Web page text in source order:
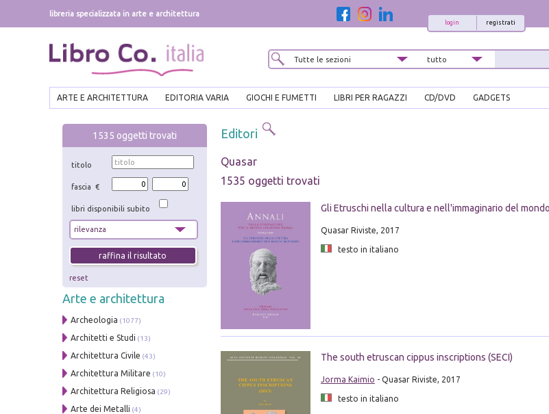
libreria specializzata in arte e architettura
registrati
login
ARTE E ARCHITETTURA EDITORIA VARIA GIOCHI E FUMETTI LIBRI PER RAGAZZI CD/DVD GADGETS
1535 oggetti trovati
titolo
fascia €
libri disponibili subito
reset
Arte e architettura
Archeologia (1077)
Architetti e Studi (13)
Architettura Civile (43)
Architettura Militare (10)
Architettura Religiosa (29)
Arte dei Metalli (4)
Editori
Quasar
1535 oggetti trovati
Gli Etruschi nella cultura e nell'immaginario del
Quasar Riviste, 2017
testo in italiano
The south etruscan cippus inscriptions (SECI)
Jorma Kaimio - Quasar Riviste, 2017
testo in italiano